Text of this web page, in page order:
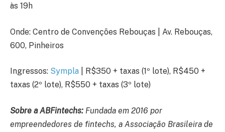
às 19h
Onde: Centro de Convenções Rebouças | Av. Rebouças,
600, Pinheiros
Ingressos: Sympla | R$350 + taxas (1º lote), R$450 +
taxas (2º lote), R$550 + taxas (3º lote)
Sobre a ABFintechs: Fundada em 2016 por
empreendedores de fintechs, a Associação Brasileira de